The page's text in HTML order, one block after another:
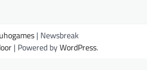
| Newsbreak
| Powered byWordPress.